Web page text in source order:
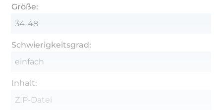
Größe:
34-48
Schwierigkeitsgrad:
einfach
Inhalt:
ZIP-Datei